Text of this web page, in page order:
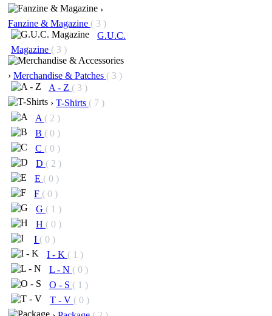
›
Fanzine & Magazine ( 3 )
G.U.C.
Magazine ( 3 )
› Merchandise & Patches ( 3 )
A - Z ( 3 )
› T-Shirts ( 7 )
A ( 2 )
B ( 0 )
C ( 0 )
D ( 2 )
E ( 0 )
F ( 0 )
G ( 1 )
H ( 0 )
I ( 0 )
I - K ( 1 )
L - N ( 0 )
O - S ( 1 )
T - V ( 0 )